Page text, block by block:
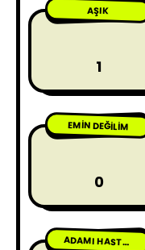
AŞIK
1
EMIN DEĞILIM
0
ADAMI HASTA ETME